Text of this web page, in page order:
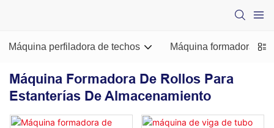
Máquina perfiladora de techos Máquina formadora de
Máquina Formadora De Rollos Para
Estanterías De Almacenamiento